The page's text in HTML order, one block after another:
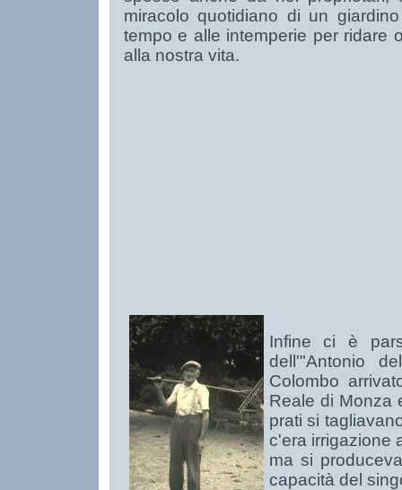
miracolo quotidiano di un
tempo e alle intemperie per ridare
alla nostra vita.
Infine ci è
dell'"Antonio
Colombo
Reale di Monza
prati si
c'era irrigazione
ma si
capacità del